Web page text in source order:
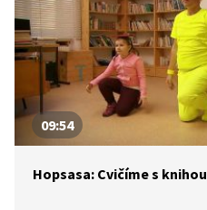
09:54
Hopsasa: Cvičíme s knihou